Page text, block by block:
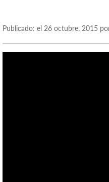
Publicado: el 26 octubre, 2015